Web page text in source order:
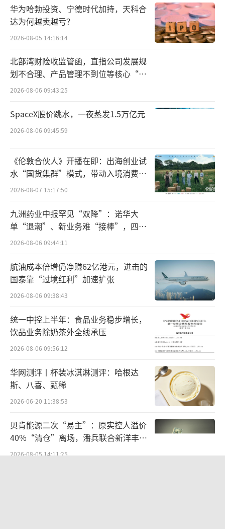
着眼资产负债表，万科资金面吃紧之状况
凸显。截至一季度末，公司经营现金流及筹资
现金流分别大幅流出94.21亿元、89.45亿元，
同比下降234.57%、138.52%；同一时间段
内，公司持有的830.66亿元货币资金虽可覆盖
短期借款以及一年内到期的非流动负债，但其
体量规模也仅有长期借款和应付债券总数2398.
19亿元的35%。
T，力求盘活存量以获取现金流。
4月30日，募集资金净额达32.6亿元的中金
第一大股东深铁集团耗资约10亿元，通过战略
配售认购份额29.7%。
中金印力消费REIT披露的2024年二季报显
示，该基金投资并运营的基础设施资产为杭州
西溪印象城。项目通过固定租金、营业额提成
以及停车场收入等多维度获取运营收入。
2024年4月16日至2024年6月30日期间，杭
州西溪印象城合计营收达6912万元，租金收缴
率为100%；上半年客流量达1052万，同比增
长3.26%。
除中金印力消费REIT之外，华夏万纬REIT
也已进入申报上市流程。据了解，该基金三大
底层项目在2023年分别具有96%、88%、88%
华为哈勃投资、宁德时代加持，天科合
达为何越卖越亏？
2026-08-05 14:16:14
北部湾财险收监管函，直指公司发展规
划不合理、产品管理不到位等核心“痛
点”
2026-08-06 09:43:25
SpaceX股价跳水，一夜蒸发1.5万亿元
2026-08-06 09:45:59
《伦敦合伙人》开播在即：出海创业试
水“国货集群”模式，带动入境消费反
向种草
2026-08-07 15:17:50
九洲药业中报罕见“双降”：诺华大
单“退潮”、新业务难“接棒”，四大
难关待闯
2026-08-06 09:44:11
航油成本倍增仍净赚62亿港元，进击的
国泰靠“过境红利”加速扩张
2026-08-06 09:38:43
统一中控上半年：食品业务稳步增长，
饮品业务除奶茶外全线承压
2026-08-06 09:56:12
华网测评丨杯装冰淇淋测评：哈根达
斯、八喜、甄稀
2026-06-20 11:38:53
贝肯能源二次“易主”：原实控人溢价
40%“清仓”离场，潘兵联合新洋丰、
宏科百世拟入主
2026-08-05 14:11:25